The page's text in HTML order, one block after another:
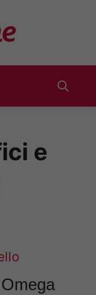
e